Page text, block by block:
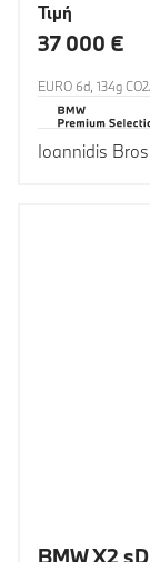
Τιμή
37 000 €
EURO 6d, 134g
Ioannidis
BMW X2